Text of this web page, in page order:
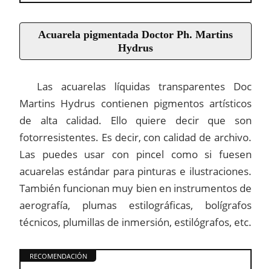
Acuarela pigmentada Doctor Ph. Martins
Hydrus
Las acuarelas líquidas transparentes Doc
Martins Hydrus contienen pigmentos artísticos
de alta calidad. Ello quiere decir que son
fotorresistentes. Es decir, con calidad de archivo.
Las puedes usar con pincel como si fuesen
acuarelas estándar para pinturas e ilustraciones.
También funcionan muy bien en instrumentos de
aerografía, plumas estilográficas, bolígrafos
técnicos, plumillas de inmersión, estilógrafos, etc.